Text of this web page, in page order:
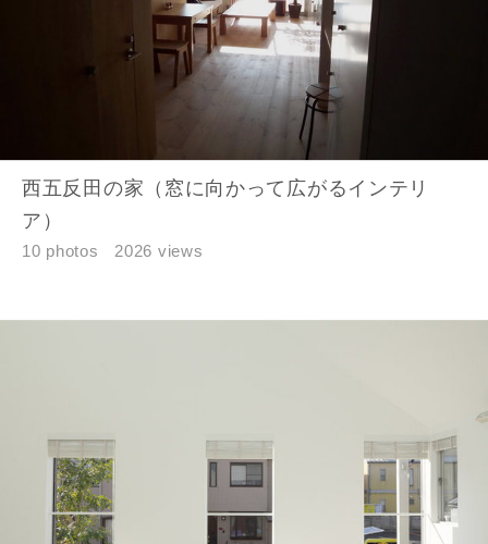
西五反田の家（窓に向かって広がるインテリ
ア）
10 photos 2026 views